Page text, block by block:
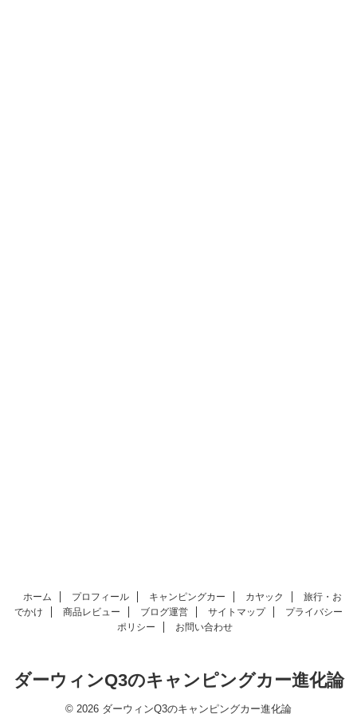
ホーム プロフィール キャンピングカー カヤック
旅行・お
でかけ
商品レビュー ブログ運営 サイトマップ
プライバシー
ポリシー
お問い合わせ
ダーウィンQ3のキャンピングカー進化論
© 2026 ダーウィンQ3のキャンピングカー進化論